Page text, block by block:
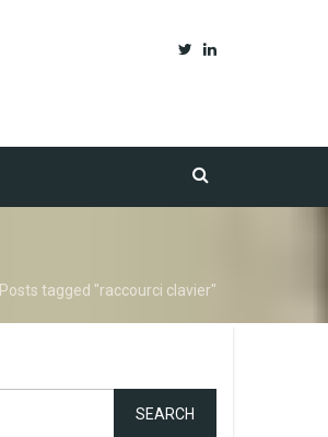
Posts tagged "raccourci clavier"